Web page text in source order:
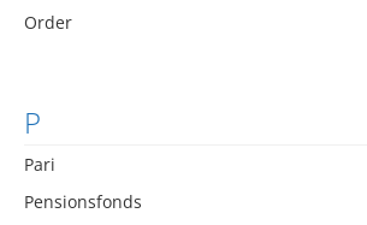
Order
P
Pari
Pensionsfonds